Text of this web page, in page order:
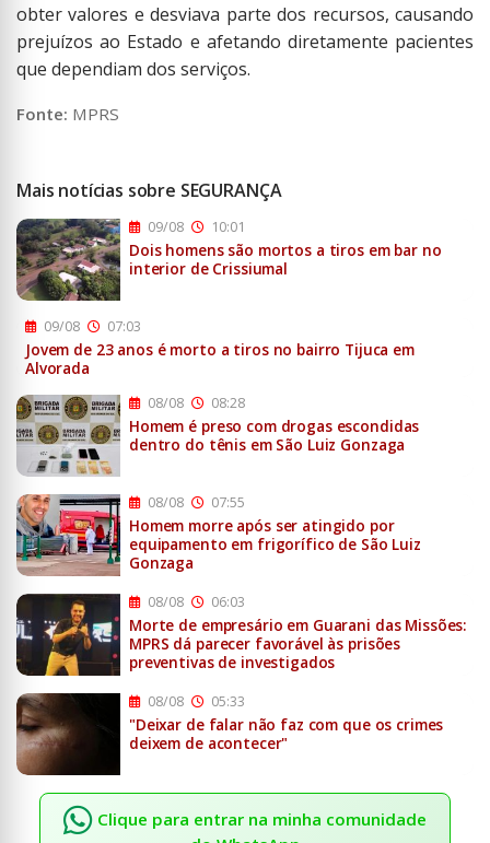
obter valores e desviava parte dos recursos, causando
prejuízos ao Estado e afetando diretamente pacientes
que dependiam dos serviços.
Fonte: MPRS
Mais notícias sobre SEGURANÇA
09/08 10:01
Dois homens são mortos a tiros em bar no
interior de Crissiumal
09/08 07:03
Jovem de 23 anos é morto a tiros no bairro Tijuca em
Alvorada
08/08 08:28
Homem é preso com drogas escondidas
dentro do tênis em São Luiz Gonzaga
08/08 07:55
Homem morre após ser atingido por
equipamento em frigorífico de São Luiz
Gonzaga
08/08 06:03
Morte de empresário em Guarani das Missões:
MPRS dá parecer favorável às prisões
preventivas de investigados
08/08 05:33
"Deixar de falar não faz com que os crimes
deixem de acontecer"
Clique para entrar na minha comunidade